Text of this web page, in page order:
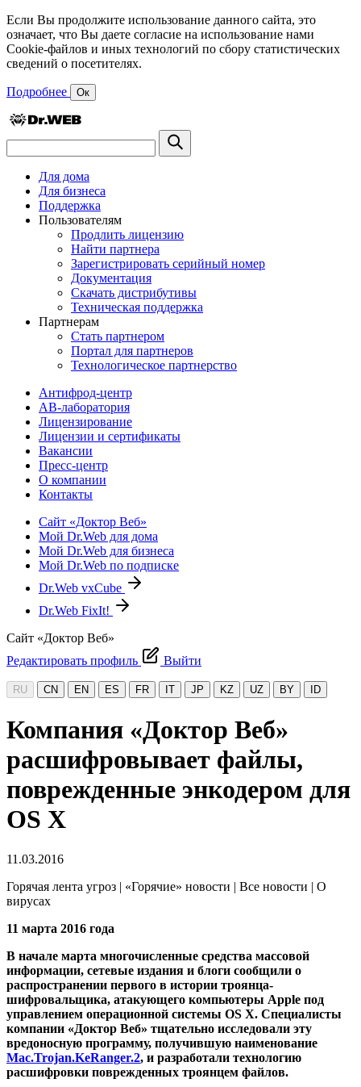
Если Вы продолжите использование данного сайта, это
означает, что Вы даете согласие на использование нами
Cookie-файлов и иных технологий по сбору статистических
сведений о посетителях.
Подробнее Ок
Для дома
Для бизнеса
Поддержка
Пользователям
Продлить лицензию
Найти партнера
Зарегистрировать серийный номер
Документация
Скачать дистрибутивы
Техническая поддержка
Партнерам
Стать партнером
Портал для партнеров
Технологическое партнерство
Антифрод-центр
АВ-лаборатория
Лицензирование
Лицензии и сертификаты
Вакансии
Пресс-центр
О компании
Контакты
Сайт «Доктор Веб»
Мой Dr.Web для дома
Мой Dr.Web для бизнеса
Мой Dr.Web по подписке
Dr.Web vxCube
Dr.Web FixIt!
Сайт «Доктор Веб»
Редактировать профиль
Выйти
RU CN EN ES FR IT JP KZ UZ BY ID
Компания «Доктор Веб»
расшифровывает файлы,
поврежденные энкодером для
OS X
11.03.2016
Горячая лента угроз | «Горячие» новости | Все новости | О
вирусах
11 марта 2016 года
В начале марта многочисленные средства массовой
информации, сетевые издания и блоги сообщили о
распространении первого в истории троянца-
шифровальщика, атакующего компьютеры Apple под
управлением операционной системы OS X. Специалисты
компании «Доктор Веб» тщательно исследовали эту
вредоносную программу, получившую наименование
Mac.Trojan.KeRanger.2, и разработали технологию
расшифровки поврежденных троянцем файлов.